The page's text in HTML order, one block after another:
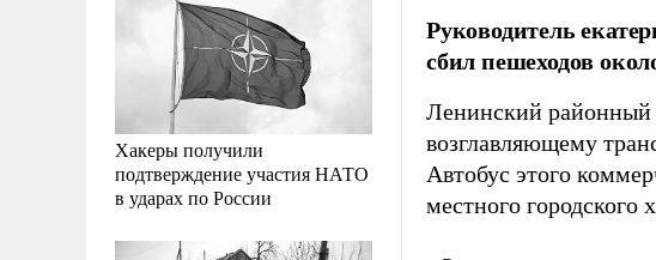
Хакеры получили
подтверждение участия НАТО
в ударах по России
Руководитель
сбил пешеходов
Ленинский районный
возглавляющему
Автобус этого
местного городского